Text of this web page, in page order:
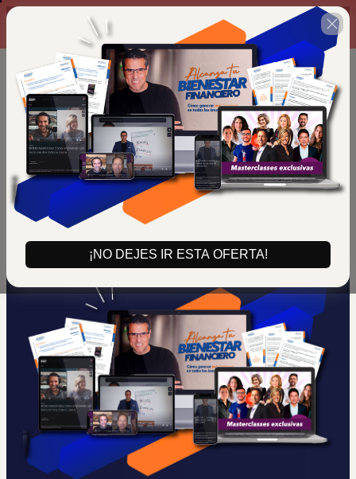
¡NO DEJES IR ESTA OFERTA!
01 : 26 : 38 TERMINA PROMOCIÓN